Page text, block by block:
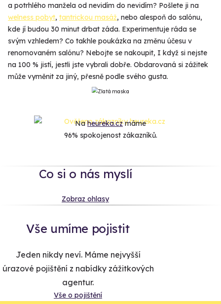
a potrhlého manžela od nevidím do nevidím? Pošlete ji na
welness pobyt, tantrickou masáž, nebo alespoň do salónu,
kde jí budou 30 minut drbat záda. Experimentuje ráda se
svým vzhledem? Co takhle poukázka na změnu účesu v
renomovaném salónu? Nebojte se nakoupit, I když si nejste
na 100 % jistí, jestli jste vybrali dobře. Obdarovaná si zážitek
může vyměnit za jiný, přesně podle svého gusta.
Naheureka.czmáme
96% spokojenost zákazníků.
Co si o nás myslí
Zobraz ohlasy
Vše umíme pojistit
Jeden nikdy neví. Máme nejvyšší
úrazové pojištění z nabídky zážitkových
agentur.
Vše o pojištění